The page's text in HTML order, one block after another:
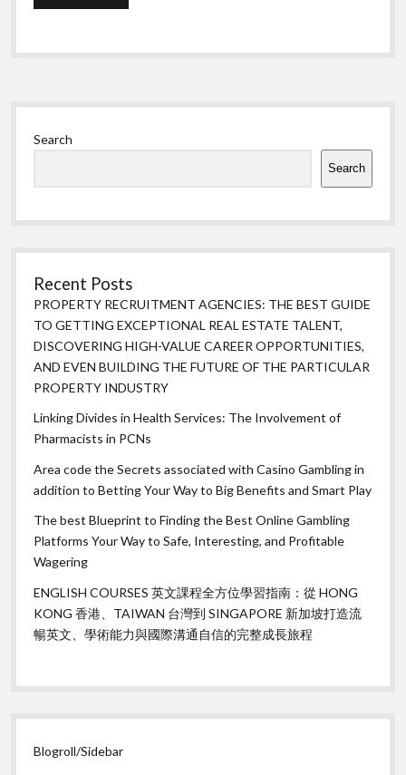
Sidebar
Search
Search
Recent Posts
PROPERTY RECRUITMENT AGENCIES: THE BEST GUIDE
TO GETTING EXCEPTIONAL REAL ESTATE TALENT,
DISCOVERING HIGH-VALUE CAREER OPPORTUNITIES,
AND EVEN BUILDING THE FUTURE OF THE PARTICULAR
PROPERTY INDUSTRY
Linking Divides in Health Services: The Involvement of
Pharmacists in PCNs
Area code the Secrets associated with Casino Gambling in
addition to Betting Your Way to Big Benefits and Smart Play
The best Blueprint to Finding the Best Online Gambling
Platforms Your Way to Safe, Interesting, and Profitable
Wagering
ENGLISH COURSES 英文課程全方位學習指南：從 HONG
KONG 香港、TAIWAN 台灣到 SINGAPORE 新加坡打造流
暢英文、學術能力與國際溝通自信的完整成長旅程
Blogroll/Sidebar